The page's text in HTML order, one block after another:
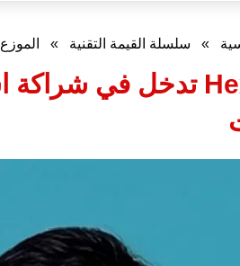
» سلسلة القيمة التقنية » الموزع